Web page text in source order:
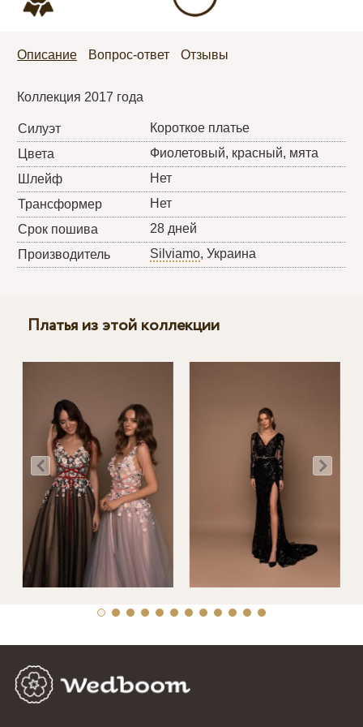
Описание Вопрос-ответ Отзывы
Коллекция 2017 года
Силуэт
Короткое платье
Цвета
Фиолетовый, красный, мята
Шлейф
Нет
Трансформер
Нет
Срок пошива
28 дней
Производитель
Silviamo, Украина
Платья из этой коллекции